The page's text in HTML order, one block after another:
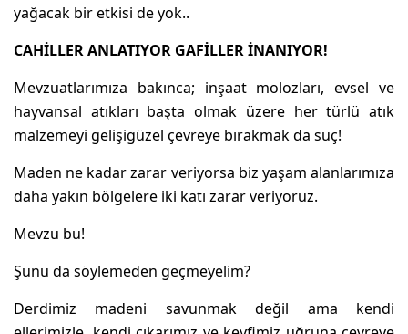
yağacak bir etkisi de yok..
CAHİLLER ANLATIYOR GAFİLLER İNANIYOR!
Mevzuatlarımıza bakınca; inşaat molozları, evsel ve
hayvansal atıkları başta olmak üzere her türlü atık
malzemeyi gelişigüzel çevreye bırakmak da suç!
Maden ne kadar zarar veriyorsa biz yaşam alanlarımıza
daha yakın bölgelere iki katı zarar veriyoruz.
Mevzu bu!
Şunu da söylemeden geçmeyelim?
Derdimiz madeni savunmak değil ama kendi